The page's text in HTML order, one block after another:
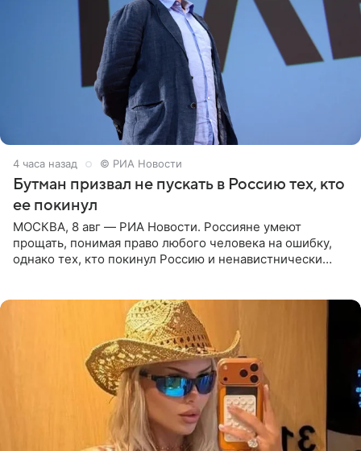
4 часа назад © РИА Новости
Бутман призвал не пускать в Россию тех, кто
ее покинул
МОСКВА, 8 авг — РИА Новости. Россияне умеют
прощать, понимая право любого человека на ошибку,
однако тех, кто покинул Россию и ненавистнически